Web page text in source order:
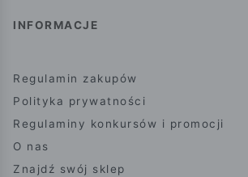
INFORMACJE
Regulamin zakupów
Polityka prywatności
Regulaminy konkursów i promocji
O nas
Znajdź swój sklep